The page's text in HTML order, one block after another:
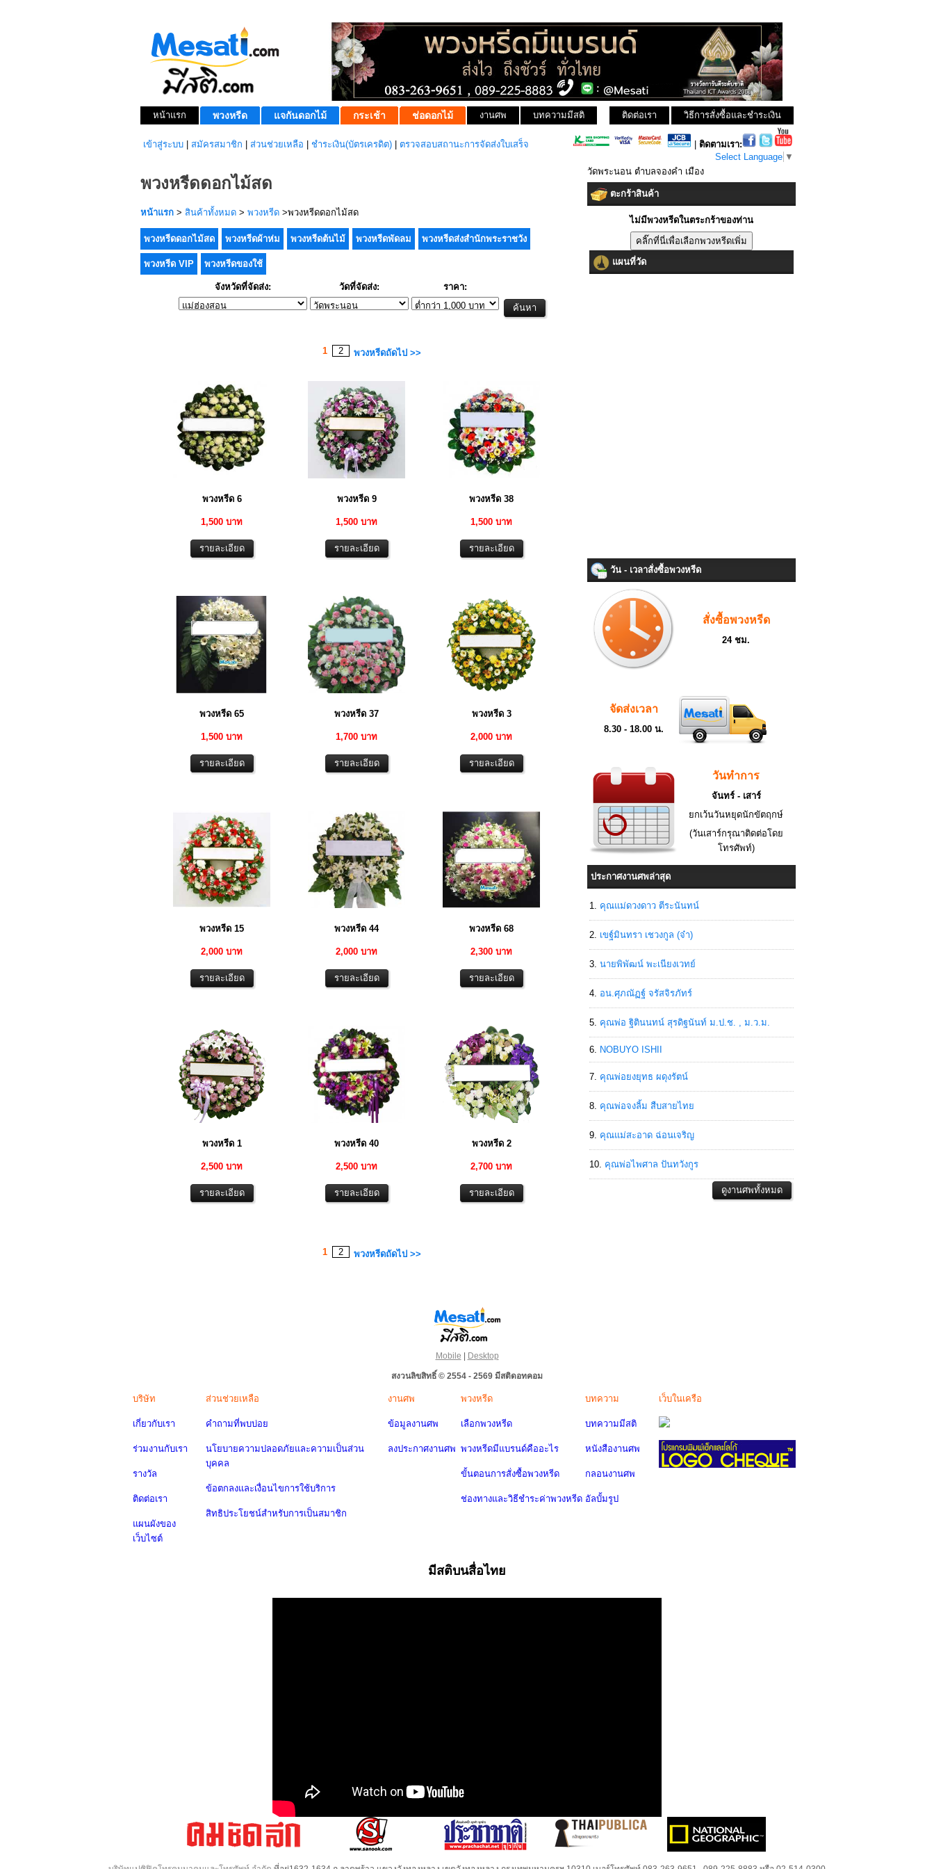
หน้าแรก พวงหรีด แจกันดอกไม้ กระเช้า ช่อดอกไม้ งานศพ บทความมีสติ วิธีการสั่งซื้อและชำระเงิน
ติดต่อเรา
เข้าสู่ระบบ สมัครสมาชิก ส่วนช่วยเหลือ ชำระเงิน(บัตรเครดิต) ตรวจสอบสถานะการจัดส่งใบเสร็จ
ติดตามเรา:
Select Language ▼
พวงหรีดดอกไม้สด
หน้าแรก > สินค้าทั้งหมด > พวงหรีด >พวงหรีดดอกไม้สด
พวงหรีดดอกไม้สด พวงหรีดผ้าห่ม พวงหรีดต้นไม้ พวงหรีดพัดลม พวงหรีดส่งสำนักพระราชวัง
พวงหรีด VIP พวงหรีดของใช้
จังหวัดที่จัดส่ง: วัดที่จัดส่ง: ราคา:
1 2 พวงหรีดถัดไป >>
พวงหรีด 6
1,500 บาท
พวงหรีด 9
1,500 บาท
พวงหรีด 38
1,500 บาท
พวงหรีด 65
1,500 บาท
พวงหรีด 37
1,700 บาท
พวงหรีด 3
2,000 บาท
พวงหรีด 15
2,000 บาท
พวงหรีด 44
2,000 บาท
พวงหรีด 68
2,300 บาท
พวงหรีด 1
2,500 บาท
พวงหรีด 40
2,500 บาท
พวงหรีด 2
2,700 บาท
1 2 พวงหรีดถัดไป >>
วัดพระนอน ตำบลจองคำ เมือง
ตะกร้าสินค้า
ไม่มีพวงหรีดในตระกร้าของท่าน
แผนที่วัด
วัน - เวลาสั่งซื้อพวงหรีด
สั่งซื้อพวงหรีด
24 ชม.
จัดส่งเวลา
8.30 - 18.00 น.
วันทำการ
จันทร์ - เสาร์
ยกเว้นวันหยุดนักขัตฤกษ์
(วันเสาร์กรุณาติดต่อโดย
โทรศัพท์)
ประกาศงานศพล่าสุด
คุณแม่ดวงดาว ตีระนันทน์
เขฐ์มินทรา เชวงกูล (จ๋า)
นายพิพัฒน์ พะเนียงเวทย์
อน.ศุภณัฏฐ์ จรัสจิรภัทร์
คุณพ่อ ฐิตินนทน์ สุรดิฐนันท์ ม.ป.ช. , ม.ว.ม.
NOBUYO ISHII
คุณพ่อยงยุทธ ผดุงรัตน์
คุณพ่อจงลิ้ม สืบสายไทย
คุณแม่สะอาด ฉ่อนเจริญ
คุณพ่อไพศาล ปันทวังกูร
Mobile | Desktop
สงวนลิขสิทธิ์ © 2554 - 2569 มีสติดอทคอม
บริษัท
เกี่ยวกับเรา
ร่วมงานกับเรา
รางวัล
ติดต่อเรา
แผนผังของ
เว็บไซต์
ส่วนช่วยเหลือ
คำถามที่พบบ่อย
นโยบายความปลอดภัยและความเป็นส่วน
บุคคล
ข้อตกลงและเงื่อนไขการใช้บริการ
สิทธิประโยชน์สำหรับการเป็นสมาชิก
งานศพ
ข้อมูลงานศพ
ลงประกาศงานศพ
พวงหรีด
เลือกพวงหรีด
พวงหรีดมีแบรนด์คืออะไร
ขั้นตอนการสั่งซื้อพวงหรีด
ช่องทางและวิธีชำระค่าพวงหรีด
บทความ
บทความมีสติ
หนังสืองานศพ
กลอนงานศพ
อัลบั้มรูป
เว็บในเครือ
มีสติบนสื่อไทย